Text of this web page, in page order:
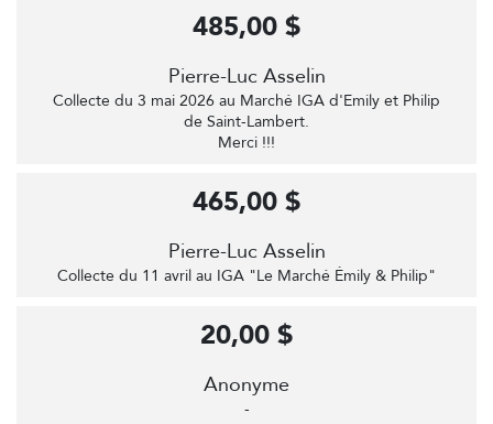
Pierre-Luc Asselin
Collecte du 3 mai 2026 au Marché IGA d'Emily et Philip
de Saint-Lambert.
Merci !!!
485,00 $
Pierre-Luc Asselin
Collecte du 11 avril au IGA "Le Marché Émily & Philip"
465,00 $
Anonyme
-
20,00 $